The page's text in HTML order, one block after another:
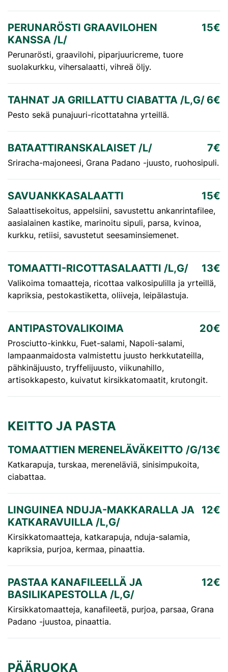
PERUNARÖSTI GRAAVILOHEN
KANSSA /L/
15€
Perunarösti, graavilohi, piparjuuricreme, tuore
suolakurkku, vihersalaatti, vihreä öljy.
TAHNAT JA GRILLATTU CIABATTA /L,G/ 6€
Pesto sekä punajuuri-ricottatahna yrteillä.
BATAATTIRANSKALAISET /L/ 7€
Sriracha-majoneesi, Grana Padano -juusto, ruohosipuli.
SAVUANKKASALAATTI 15€
Salaattisekoitus, appelsiini, savustettu ankanrintafilee,
aasialainen kastike, marinoitu sipuli, parsa, kvinoa,
kurkku, retiisi, savustetut seesaminsiemenet.
TOMAATTI-RICOTTASALAATTI /L,G/ 13€
Valikoima tomaatteja, ricottaa valkosipulilla ja yrteillä,
kapriksia, pestokastiketta, oliiveja, leipälastuja.
ANTIPASTOVALIKOIMA 20€
Prosciutto-kinkku, Fuet-salami, Napoli-salami,
lampaanmaidosta valmistettu juusto herkkutateilla,
pähkinäjuusto, tryffelijuusto, viikunahillo,
artisokkapesto, kuivatut kirsikkatomaatit, krutongit.
KEITTO JA PASTA
TOMAATTIEN MERENELÄVÄKEITTO /G/13€
Katkarapuja, turskaa, mereneläviä, sinisimpukoita,
ciabattaa.
LINGUINEA NDUJA-MAKKARALLA JA
KATKARAVUILLA /L,G/
12€
Kirsikkatomaatteja, katkarapuja, nduja-salamia,
kapriksia, purjoa, kermaa, pinaattia.
PASTAA KANAFILEELLÄ JA
BASILIKAPESTOLLA /L,G/
12€
Kirsikkatomaatteja, kanafileetä, purjoa, parsaa, Grana
Padano -juustoa, pinaattia.
PÄÄRUOKA